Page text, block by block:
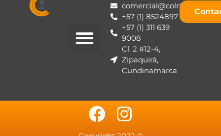
comercial@colrieles.com
+57 (1) 8524897
+57 (1) 311 639
9008
Cl. 2 #12-4,
Zipaquirá,
Cundinamarca